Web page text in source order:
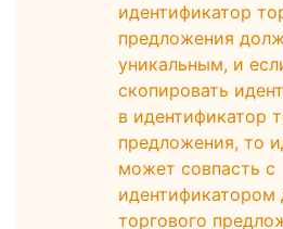
идентификатор
предложения
уникальным, и
скопировать
в идентификатор
предложения, то
может совпасть с
идентификатором
торгового